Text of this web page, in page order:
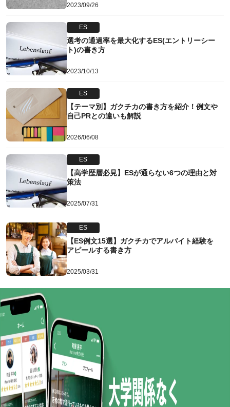
2023/09/26
ES
選考の通過率を最大化するES(エントリーシー
ト)の書き方
2023/10/13
ES
【テーマ別】ガクチカの書き方を紹介！例文や
自己PRとの違いも解説
2026/06/08
ES
【高学歴層必見】ESが通らない6つの理由と対
策法
2025/07/31
ES
【ES例文15選】ガクチカでアルバイト経験を
アピールする書き方
2025/03/31